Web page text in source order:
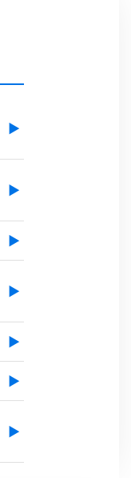
▶
▶
▶
▶
▶
▶
▶